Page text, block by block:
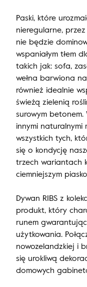
Paski, które
nieregularne,
nie będzie
wspaniałym tłem
takich jak: sofa,
wełna barwiona
również idealnie
świeżą zielenią
surowym betonem.
innymi
wszystkich tych,
się o kondycję
trzech wariantach
ciemniejszym
Dywan RIBS z
produkt, który
runem
użytkowania.
nowozelandzkiej i
się urokliwą
domowych